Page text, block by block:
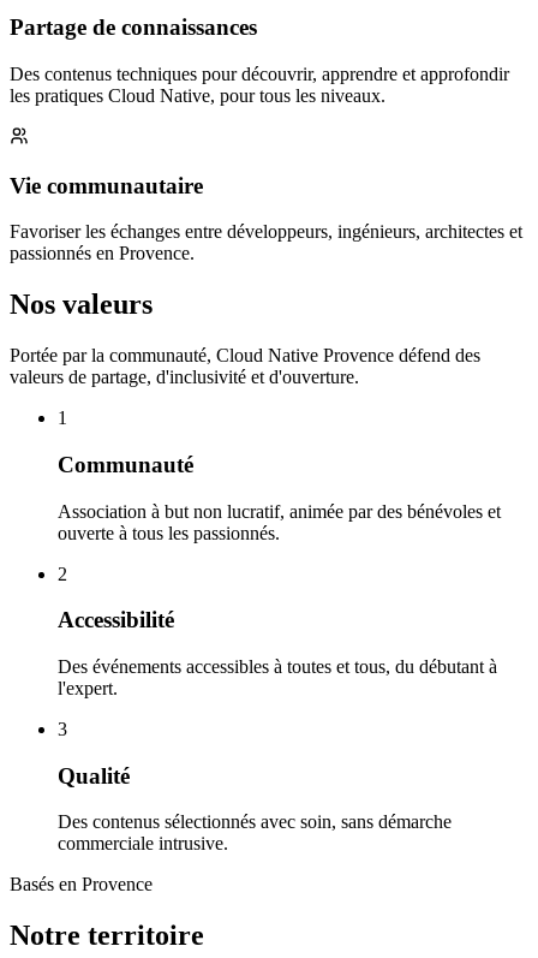
Partage de connaissances
Des contenus techniques pour découvrir, apprendre et approfondir
les pratiques Cloud Native, pour tous les niveaux.
Vie communautaire
Favoriser les échanges entre développeurs, ingénieurs, architectes et
passionnés en Provence.
Nos valeurs
Portée par la communauté, Cloud Native Provence défend des
valeurs de partage, d'inclusivité et d'ouverture.
1
Communauté
Association à but non lucratif, animée par des bénévoles et
ouverte à tous les passionnés.
2
Accessibilité
Des événements accessibles à toutes et tous, du débutant à
l'expert.
3
Qualité
Des contenus sélectionnés avec soin, sans démarche
commerciale intrusive.
Basés en Provence
Notre territoire